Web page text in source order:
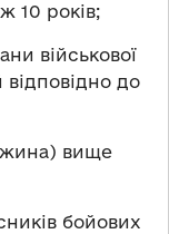
10 років;
військової
до
вище
бойових